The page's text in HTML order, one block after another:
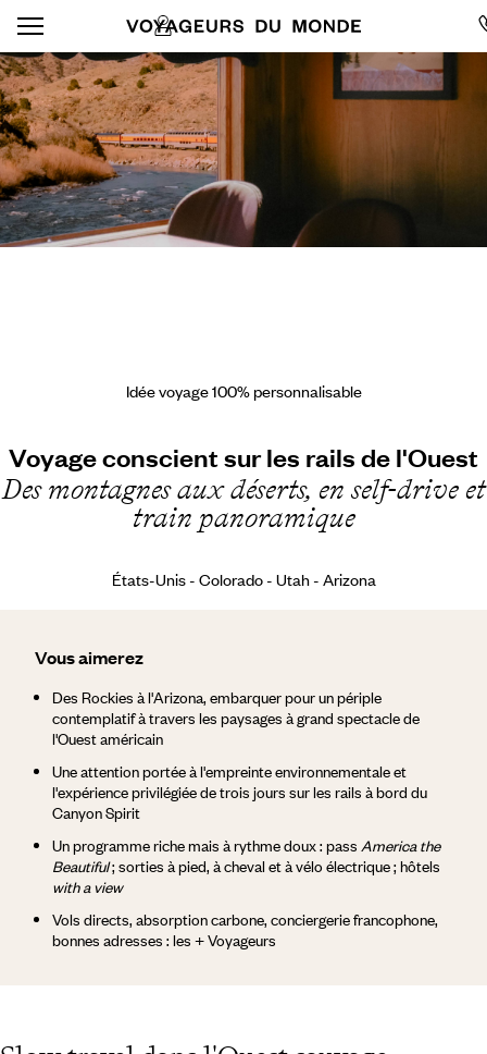
Idée voyage 100% personnalisable
Voyage conscient sur les rails de l'Ouest
Des montagnes aux déserts, en self-drive et
train panoramique
États-Unis - Colorado - Utah - Arizona
Vous aimerez
Des Rockies à l'Arizona, embarquer pour un périple
contemplatif à travers les paysages à grand spectacle de
l'Ouest américain
Une attention portée à l'empreinte environnementale et
l'expérience privilégiée de trois jours sur les rails à bord du
Canyon Spirit
Un programme riche mais à rythme doux : pass America the
Beautiful; sorties à pied, à cheval et à vélo électrique ; hôtels
with a view
Vols directs, absorption carbone, conciergerie francophone,
bonnes adresses : les + Voyageurs